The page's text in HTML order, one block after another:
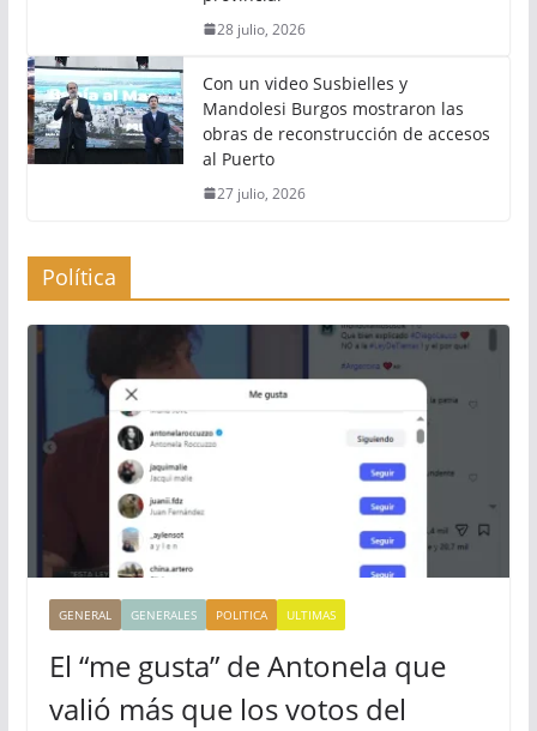
28 julio, 2026
Con un video Susbielles y
Mandolesi Burgos mostraron las
obras de reconstrucción de accesos
al Puerto
27 julio, 2026
Política
GENERAL GENERALES POLITICA ULTIMAS
El “me gusta” de Antonela que
valió más que los votos del